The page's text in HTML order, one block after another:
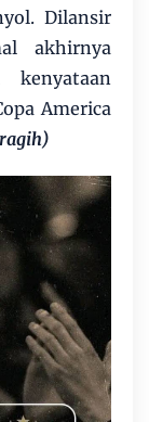
Dilansir
akhirnya
kenyataan
America